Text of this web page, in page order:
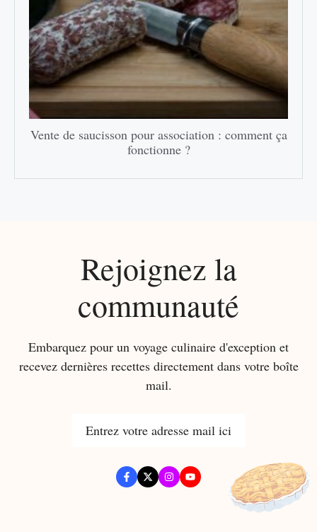
Vente de saucisson pour association : comment ça
fonctionne ?
Rejoignez la
communauté
Embarquez pour un voyage culinaire d'exception et
recevez dernières recettes directement dans votre boîte
mail.
Entrez votre adresse mail ici